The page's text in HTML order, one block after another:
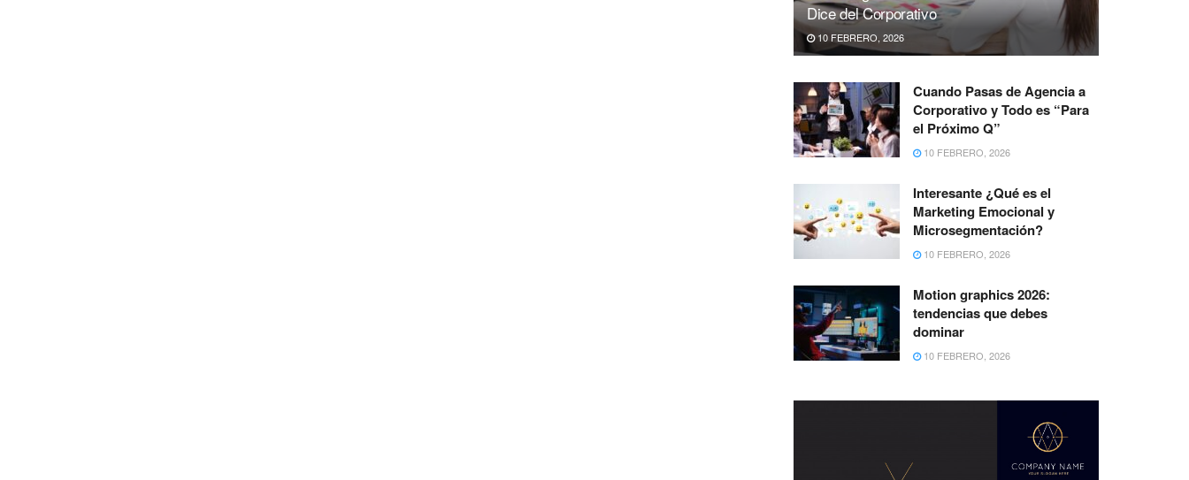
Dice del Corporativo
10 FEBRERO, 2026
Cuando Pasas de Agencia a
Corporativo y Todo es “Para
el Próximo Q”
10 FEBRERO, 2026
Interesante ¿Qué es el
Marketing Emocional y
Microsegmentación?
10 FEBRERO, 2026
Motion graphics 2026:
tendencias que debes
dominar
10 FEBRERO, 2026